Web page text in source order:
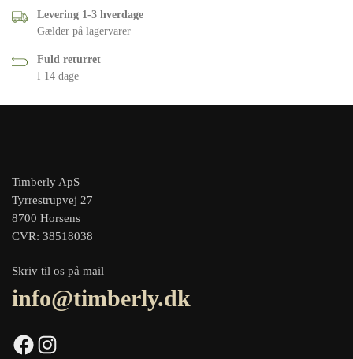
Levering 1-3 hverdage
Gælder på lagervarer
Fuld returret
I 14 dage
Timberly ApS
Tyrrestrupvej 27
8700 Horsens
CVR: 38518038
Skriv til os på mail
info@timberly.dk
Facebook Instagram